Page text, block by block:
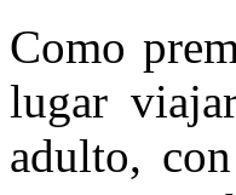
Como
lugar
adulto,